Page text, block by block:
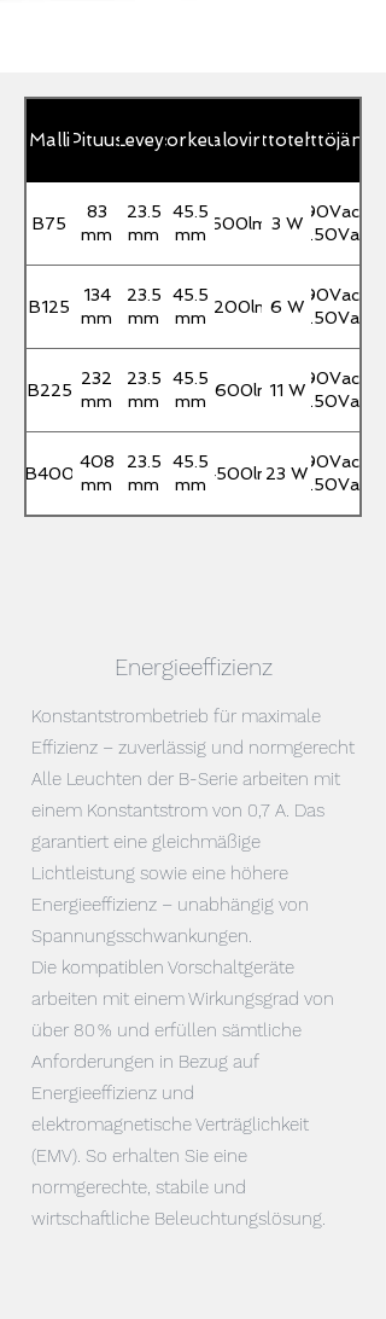
MalliPituusLeveysKorkeusValovirtaOttoteho
Käyttöjännite
B75
83
mm
23.5
mm
45.5
mm
600lm 3 W
90Vac-
250Vac
B125
134
mm
23.5
mm
45.5
mm
1200lm 6 W
90Vac-
250Vac
B225
232
mm
23.5
mm
45.5
mm
2600lm11 W
90Vac-
250Vac
B400
408
mm
23.5
mm
45.5
mm
4500lm23 W
90Vac-
250Vac
Energieeffizienz
Konstantstrombetrieb für maximale
Effizienz – zuverlässig und normgerecht
Alle Leuchten der B-Serie arbeiten mit
einem Konstantstrom von 0,7 A. Das
garantiert eine gleichmäßige
Lichtleistung sowie eine höhere
Energieeffizienz – unabhängig von
Spannungsschwankungen.
Die kompatiblen Vorschaltgeräte
arbeiten mit einem Wirkungsgrad von
über 80 % und erfüllen sämtliche
Anforderungen in Bezug auf
Energieeffizienz und
elektromagnetische Verträglichkeit
(EMV). So erhalten Sie eine
normgerechte, stabile und
wirtschaftliche Beleuchtungslösung.